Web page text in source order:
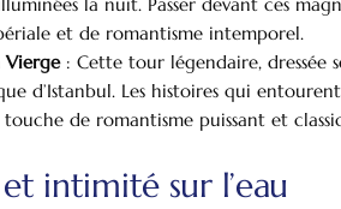
la nuit. Passer devant ces
et de romantisme intemporel.
Vierge: Cette tour légendaire, dressée
d’Istanbul. Les histoires qui
de romantisme puissant et
intimité sur l’eau